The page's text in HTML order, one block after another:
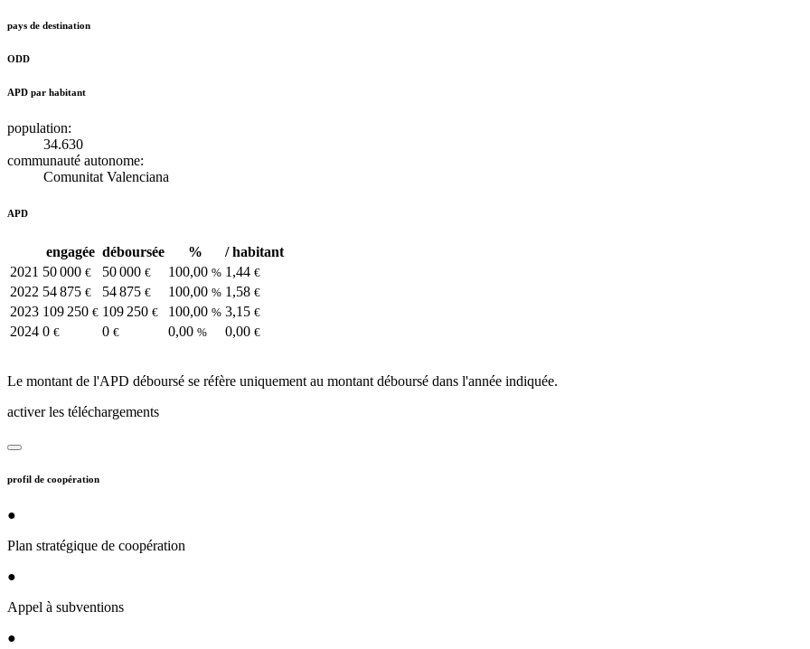
pays de destination
ODD
APD par habitant
population:
34.630
communauté autonome:
Comunitat Valenciana
APD
engagée déboursée %
/ habitant
2021 50 000 € 50 000 € 100,00 % 1,44 €
2022 54 875 € 54 875 € 100,00 % 1,58 €
2023 109 250 € 109 250 € 100,00 % 3,15 €
2024 0 € 0 € 0,00 % 0,00 €
Le montant de l'APD déboursé se réfère uniquement au montant déboursé dans l'année indiquée.
activer les téléchargements
profil de coopération
●
Plan stratégique de coopération
●
Appel à subventions
●